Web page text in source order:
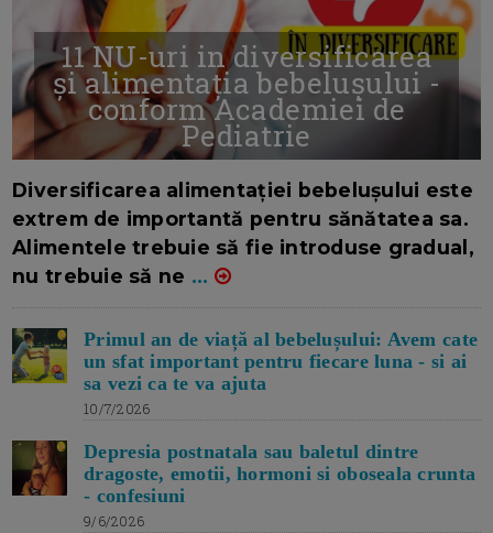
11 NU-uri in diversificarea
și alimentația bebelușului -
conform Academiei de
Pediatrie
Diversificarea alimentației bebelușului este
extrem de importantă pentru sănătatea sa.
Alimentele trebuie să fie introduse gradual,
nu trebuie să ne ...
Primul an de viață al bebelușului: Avem cate
un sfat important pentru fiecare luna - si ai
sa vezi ca te va ajuta
10/7/2026
Depresia postnatala sau baletul dintre
dragoste, emotii, hormoni si oboseala crunta
- confesiuni
9/6/2026